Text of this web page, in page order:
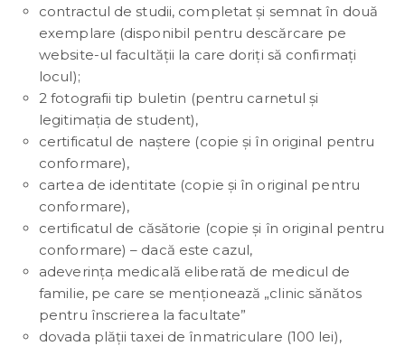
contractul de studii, completat și semnat în două
exemplare (disponibil pentru descărcare pe
website-ul facultății la care doriți să confirmați
locul);
2 fotografii tip buletin (pentru carnetul și
legitimația de student),
certificatul de naștere (copie și în original pentru
conformare),
cartea de identitate (copie și în original pentru
conformare),
certificatul de căsătorie (copie și în original pentru
conformare) – dacă este cazul,
adeverința medicală eliberată de medicul de
familie, pe care se menționează „clinic sănătos
pentru înscrierea la facultate”
dovada plății taxei de înmatriculare (100 lei),